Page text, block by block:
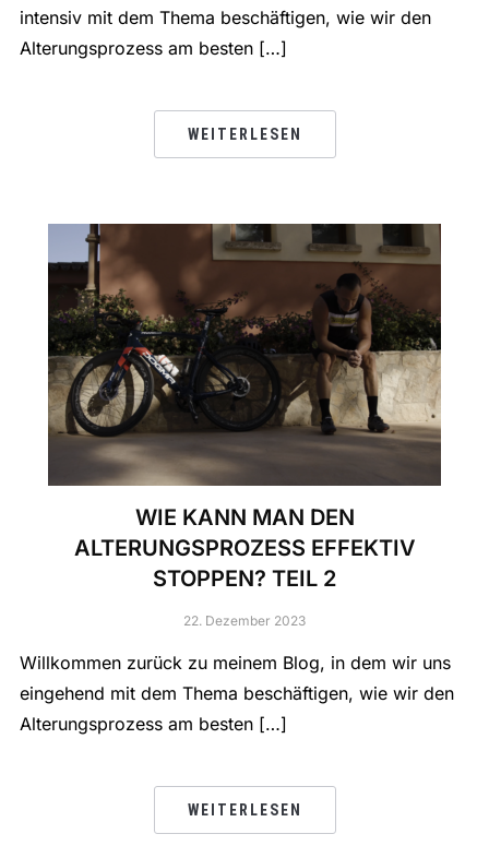
intensiv mit dem Thema beschäftigen, wie wir den
Alterungsprozess am besten […]
WEITERLESEN
WIE KANN MAN DEN
ALTERUNGSPROZESS EFFEKTIV
STOPPEN? TEIL 2
22. Dezember 2023
Willkommen zurück zu meinem Blog, in dem wir uns
eingehend mit dem Thema beschäftigen, wie wir den
Alterungsprozess am besten […]
WEITERLESEN